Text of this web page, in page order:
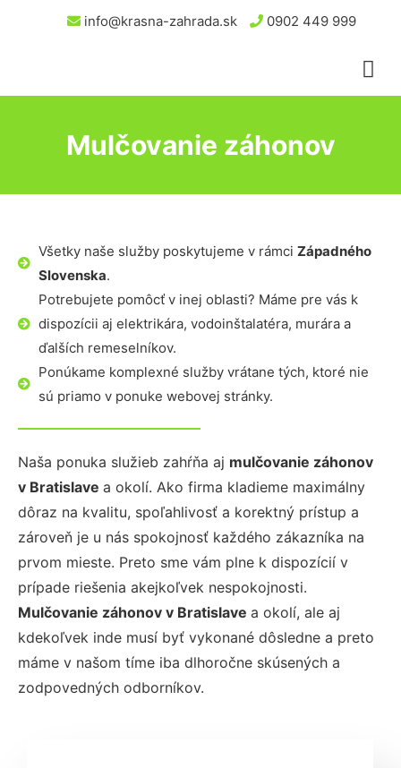
info@krasna-zahrada.sk 0902 449 999
Mulčovanie záhonov
Všetky naše služby poskytujeme v rámci Západného
Slovenska.
Potrebujete pomôcť v inej oblasti? Máme pre vás k
dispozícii aj elektrikára, vodoinštalatéra, murára a
ďalších remeselníkov.
Ponúkame komplexné služby vrátane tých, ktoré nie
sú priamo v ponuke webovej stránky.
Naša ponuka služieb zahŕňa aj mulčovanie záhonov
v Bratislave a okolí. Ako firma kladieme maximálny
dôraz na kvalitu, spoľahlivosť a korektný prístup a
zároveň je u nás spokojnosť každého zákazníka na
prvom mieste. Preto sme vám plne k dispozícií v
prípade riešenia akejkoľvek nespokojnosti.
Mulčovanie záhonov v Bratislave a okolí, ale aj
kdekoľvek inde musí byť vykonané dôsledne a preto
máme v našom tíme iba dlhoročne skúsených a
zodpovedných odborníkov.